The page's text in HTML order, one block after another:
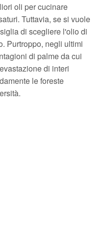
oli per cucinare
Tuttavia, se si vuole
di scegliere l'olio di
Purtroppo, negli ultimi
di palme da cui
di interi
le foreste